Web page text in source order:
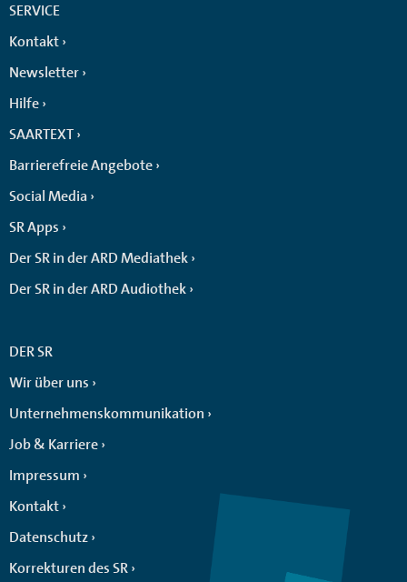
SERVICE
Kontakt
Newsletter
Hilfe
SAARTEXT
Barrierefreie Angebote
Social Media
SR Apps
Der SR in der ARD Mediathek
Der SR in der ARD Audiothek
DER SR
Wir über uns
Unternehmenskommunikation
Job & Karriere
Impressum
Kontakt
Datenschutz
Korrekturen des SR